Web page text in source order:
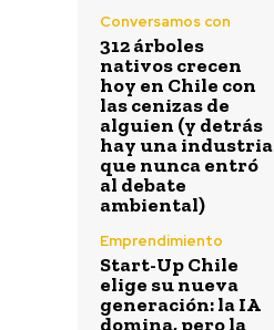
Conversamos con
312 árboles
nativos crecen
hoy en Chile con
las cenizas de
alguien (y detrás
hay una industria
que nunca entró
al debate
ambiental)
Emprendimiento
Start-Up Chile
elige su nueva
generación: la IA
domina, pero la